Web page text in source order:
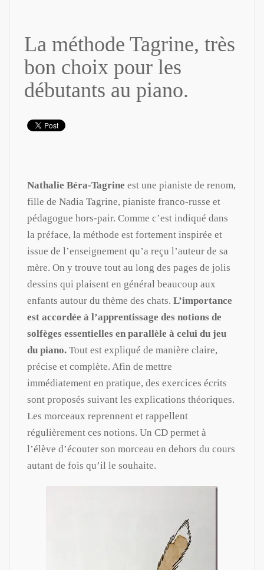
La méthode Tagrine, très
bon choix pour les
débutants au piano.
Nathalie Béra-Tagrine est une pianiste de renom,
fille de Nadia Tagrine, pianiste franco-russe et
pédagogue hors-pair. Comme c’est indiqué dans
la préface, la méthode est fortement inspirée et
issue de l’enseignement qu’a reçu l’auteur de sa
mère. On y trouve tout au long des pages de jolis
dessins qui plaisent en général beaucoup aux
enfants autour du thème des chats. L’importance
est accordée à l’apprentissage des notions de
solfèges essentielles en parallèle à celui du jeu
du piano. Tout est expliqué de manière claire,
précise et complète. Afin de mettre
immédiatement en pratique, des exercices écrits
sont proposés suivant les explications théoriques.
Les morceaux reprennent et rappellent
régulièrement ces notions. Un CD permet à
l’élève d’écouter son morceau en dehors du cours
autant de fois qu’il le souhaite.